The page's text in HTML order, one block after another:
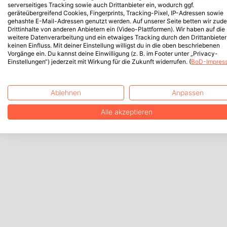
serverseitiges Tracking sowie auch Drittanbieter ein, wodurch ggf.
geräteübergreifend Cookies, Fingerprints, Tracking-Pixel, IP-Adressen sowie
gehashte E-Mail-Adressen genutzt werden. Auf unserer Seite betten wir
Drittinhalte von anderen Anbietern ein (Video-Plattformen). Wir haben auf die
weitere Datenverarbeitung und ein etwaiges Tracking durch den Drittanbieter
keinen Einfluss. Mit deiner Einstellung willigst du in die oben beschriebenen
Vorgänge ein. Du kannst deine Einwilligung (z. B. im Footer unter „Privacy-
Einstellungen“) jederzeit mit Wirkung für die Zukunft widerrufen. (BoD-
Ablehnen Anpassen
Alle akzeptieren